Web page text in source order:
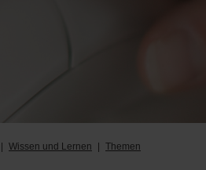
Wissen und Lernen Themen